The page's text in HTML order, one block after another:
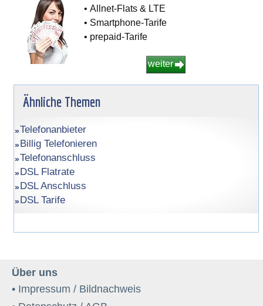
• Allnet-Flats & LTE
• Smartphone-Tarife
• prepaid-Tarife
weiter
Ähnliche Themen
Telefonanbieter
Billig Telefonieren
Telefonanschluss
DSL Flatrate
DSL Anschluss
DSL Tarife
Über uns
• Impressum / Bildnachweis